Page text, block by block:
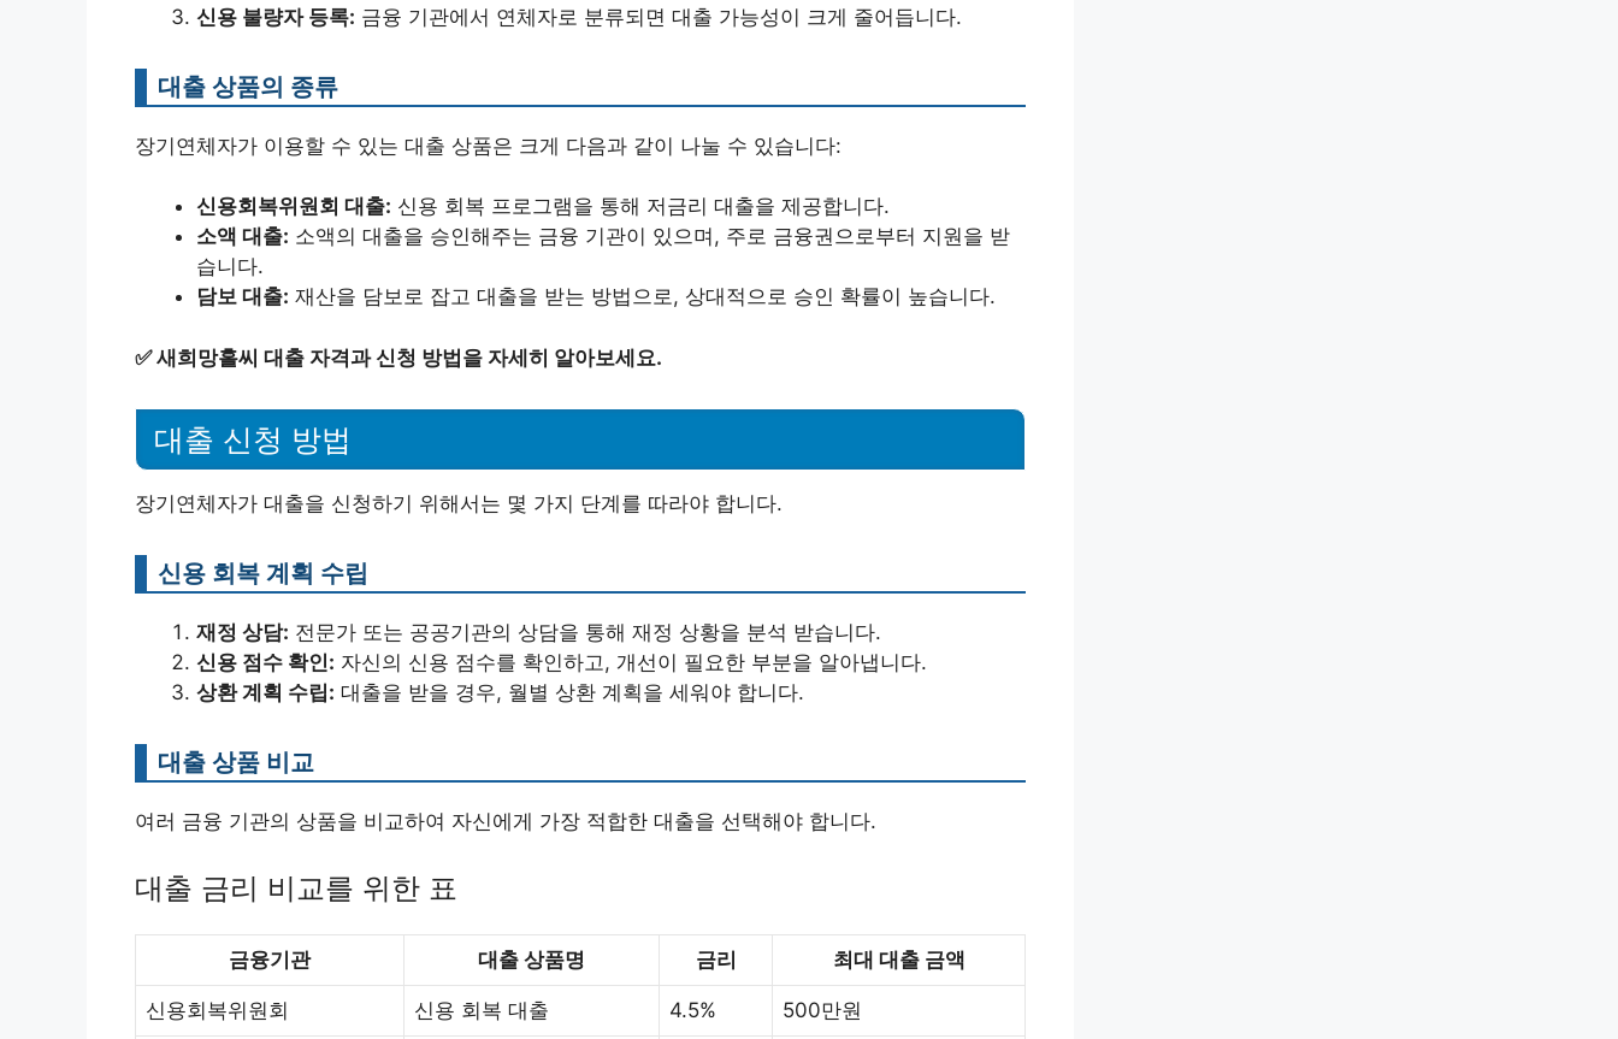
신용 불량자 등록: 금융 기관에서 연체자로 분류되면 대출 가능성이 크게 줄어듭니다.
대출 상품의 종류
장기연체자가 이용할 수 있는 대출 상품은 크게 다음과 같이 나눌 수 있습니다:
신용회복위원회 대출: 신용 회복 프로그램을 통해 저금리 대출을 제공합니다.
소액 대출: 소액의 대출을 승인해주는 금융 기관이 있으며, 주로 금융권으로부터 지원을 받
습니다.
담보 대출: 재산을 담보로 잡고 대출을 받는 방법으로, 상대적으로 승인 확률이 높습니다.
✅새희망홀씨 대출 자격과 신청 방법을 자세히 알아보세요.
대출 신청 방법
장기연체자가 대출을 신청하기 위해서는 몇 가지 단계를 따라야 합니다.
신용 회복 계획 수립
재정 상담: 전문가 또는 공공기관의 상담을 통해 재정 상황을 분석 받습니다.
신용 점수 확인: 자신의 신용 점수를 확인하고, 개선이 필요한 부분을 알아냅니다.
상환 계획 수립: 대출을 받을 경우, 월별 상환 계획을 세워야 합니다.
대출 상품 비교
여러 금융 기관의 상품을 비교하여 자신에게 가장 적합한 대출을 선택해야 합니다.
대출 금리 비교를 위한 표
금융기관 대출 상품명 금리 최대 대출 금액
신용회복위원회 신용 회복 대출 4.5% 500만원